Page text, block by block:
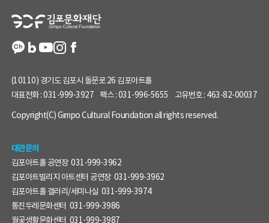
(10110) 경기도 김포시 돌문로 26 김포아트홀
대표전화 :031-999-3927 팩스 :031-996-5655 고유번호 : 463-82-00037
Copyright(C) Gimpo Cultural Foundation all rights reserved.
대관문의
김포아트홀 공연장 031-999-3962
김포아트빌리지 아트센터 공연장 031-999-3962
김포아트홀 갤러리/세미나실 031-999-3974
통진두레문화센터 031-999-3986
월곶생활문화센터 031-999-3987